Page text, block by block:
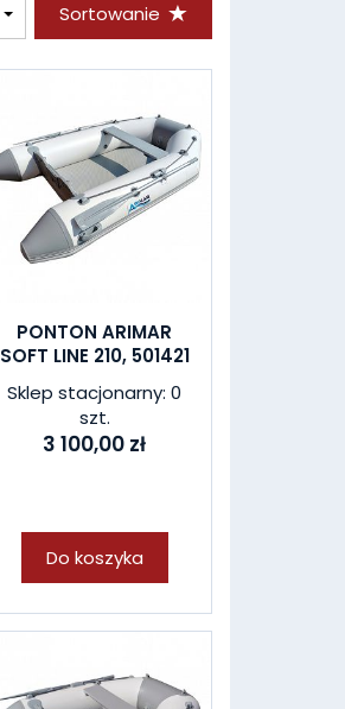
Sortowanie
PONTON ARIMAR
SOFT LINE 210, 501421
Sklep stacjonarny: 0
szt.
3 100,00 zł
Do koszyka